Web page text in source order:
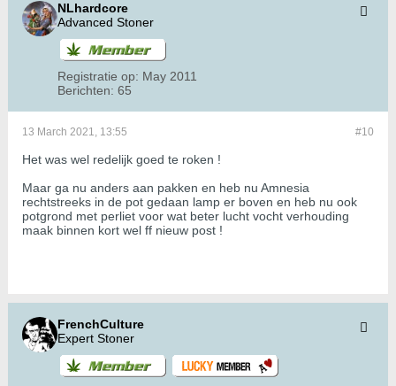
NLhardcore
Advanced Stoner
Registratie op: May 2011
Berichten: 65
#10
13 March 2021, 13:55
Het was wel redelijk goed te roken !
Maar ga nu anders aan pakken en heb nu Amnesia
rechtstreeks in de pot gedaan lamp er boven en heb nu ook
potgrond met perliet voor wat beter lucht vocht verhouding
maak binnen kort wel ff nieuw post !
FrenchCulture
Expert Stoner